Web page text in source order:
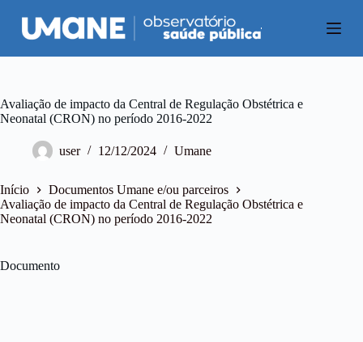
P
u
a
a
r
n
t
e
o
Avaliação de impacto da Central de Regulação Obstétrica e
Neonatal (CRON) no período 2016-2022
user 12/12/2024 Umane
Início
Documentos Umane e/ou parceiros
Avaliação de impacto da Central de Regulação Obstétrica e
Neonatal (CRON) no período 2016-2022
Documento